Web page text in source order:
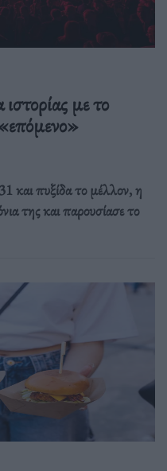
με το
και πυξίδα το μέλλον, η
της και παρουσίασε το